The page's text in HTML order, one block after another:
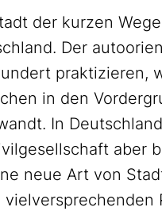
der kurzen
Der
praktizieren,
in den
In
aber
neue Art von
vielversprechenden